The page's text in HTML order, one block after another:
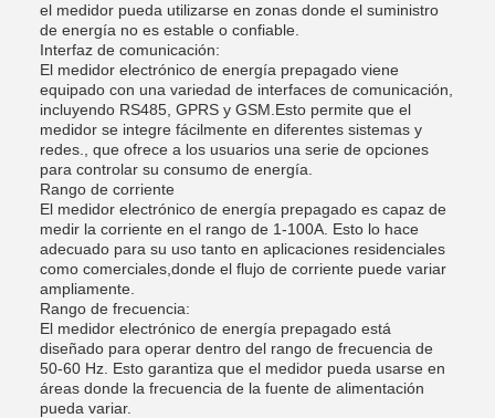
el medidor pueda utilizarse en zonas donde el suministro
de energía no es estable o confiable.
Interfaz de comunicación:
El medidor electrónico de energía prepagado viene
equipado con una variedad de interfaces de comunicación,
incluyendo RS485, GPRS y GSM.Esto permite que el
medidor se integre fácilmente en diferentes sistemas y
redes., que ofrece a los usuarios una serie de opciones
para controlar su consumo de energía.
Rango de corriente
El medidor electrónico de energía prepagado es capaz de
medir la corriente en el rango de 1-100A. Esto lo hace
adecuado para su uso tanto en aplicaciones residenciales
como comerciales,donde el flujo de corriente puede variar
ampliamente.
Rango de frecuencia:
El medidor electrónico de energía prepagado está
diseñado para operar dentro del rango de frecuencia de
50-60 Hz. Esto garantiza que el medidor pueda usarse en
áreas donde la frecuencia de la fuente de alimentación
pueda variar.